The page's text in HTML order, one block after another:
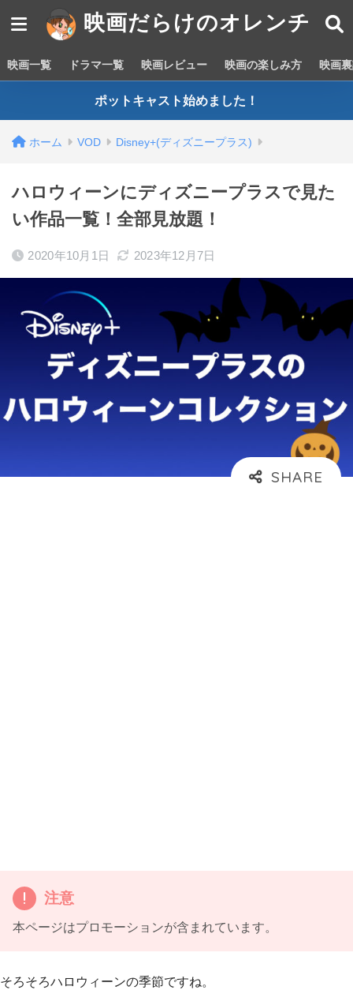
映画だらけのオレンチ
映画一覧 ドラマ一覧 映画レビュー 映画の楽しみ方 映画
ポットキャスト始めました！
ホーム VOD Disney+(ディズニープラス)
ハロウィーンにディズニープラスで見た
い作品一覧！全部見放題！
2020年10月1日 2023年12月7日
注意
本ページはプロモーションが含まれています。
そろそろハロウィーンの季節ですね。